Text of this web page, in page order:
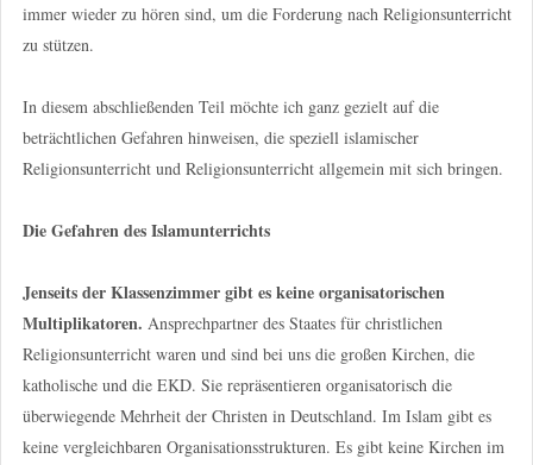
immer wieder zu hören sind, um die Forderung nach Religionsunterricht
zu stützen.
In diesem abschließenden Teil möchte ich ganz gezielt auf die
beträchtlichen Gefahren hinweisen, die speziell islamischer
Religionsunterricht und Religionsunterricht allgemein mit sich bringen.
Die Gefahren des Islamunterrichts
Jenseits der Klassenzimmer gibt es keine organisatorischen
Multiplikatoren. Ansprechpartner des Staates für christlichen
Religionsunterricht waren und sind bei uns die großen Kirchen, die
katholische und die EKD. Sie repräsentieren organisatorisch die
überwiegende Mehrheit der Christen in Deutschland. Im Islam gibt es
keine vergleichbaren Organisationsstrukturen. Es gibt keine Kirchen im